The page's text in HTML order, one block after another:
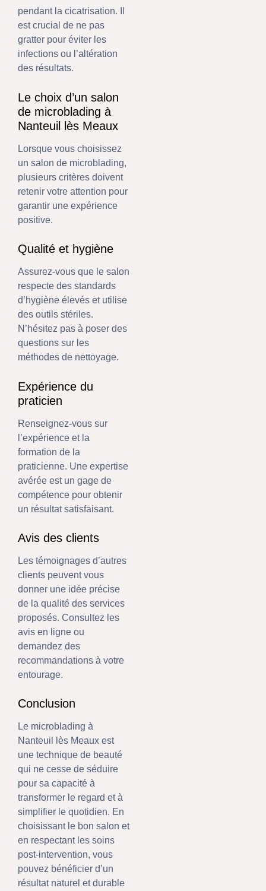
pendant la cicatrisation. Il
est crucial de ne pas
gratter pour éviter les
infections ou l’altération
des résultats.
Le choix d’un salon
de microblading à
Nanteuil lès Meaux
Lorsque vous choisissez
un salon de microblading,
plusieurs critères doivent
retenir votre attention pour
garantir une expérience
positive.
Qualité et hygiène
Assurez-vous que le salon
respecte des standards
d’hygiène élevés et utilise
des outils stériles.
N’hésitez pas à poser des
questions sur les
méthodes de nettoyage.
Expérience du
praticien
Renseignez-vous sur
l’expérience et la
formation de la
praticienne. Une expertise
avérée est un gage de
compétence pour obtenir
un résultat satisfaisant.
Avis des clients
Les témoignages d’autres
clients peuvent vous
donner une idée précise
de la qualité des services
proposés. Consultez les
avis en ligne ou
demandez des
recommandations à votre
entourage.
Conclusion
Le microblading à
Nanteuil lès Meaux est
une technique de beauté
qui ne cesse de séduire
pour sa capacité à
transformer le regard et à
simplifier le quotidien. En
choisissant le bon salon et
en respectant les soins
post-intervention, vous
pouvez bénéficier d’un
résultat naturel et durable